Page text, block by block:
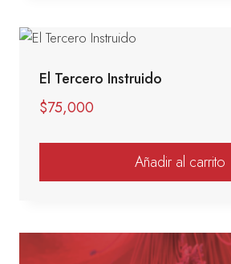
El Tercero Instruido
$75,000
Añadir al carrito